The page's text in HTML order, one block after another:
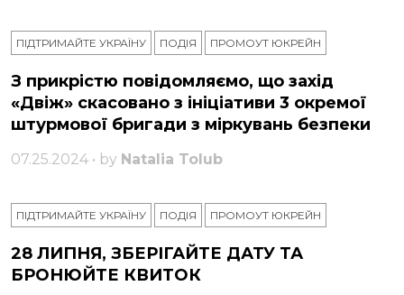
ПІДТРИМАЙТЕ УКРАЇНУ ПОДІЯ ПРОМОУТ ЮКРЕЙН
З прикрістю повідомляємо, що захід
«Двіж» скасовано з ініціативи 3 окремої
штурмової бригади з міркувань безпеки
07.25.2024 • by Natalia Tolub
ПІДТРИМАЙТЕ УКРАЇНУ ПОДІЯ ПРОМОУТ ЮКРЕЙН
28 ЛИПНЯ, ЗБЕРІГАЙТЕ ДАТУ ТА
БРОНЮЙТЕ КВИТОК